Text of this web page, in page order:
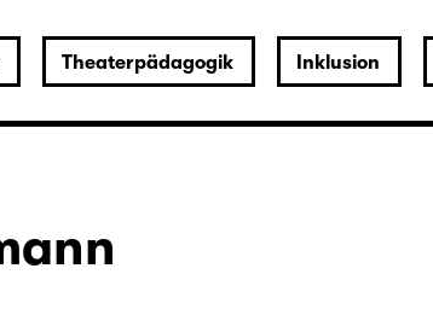
Theaterpädagogik Inklusion